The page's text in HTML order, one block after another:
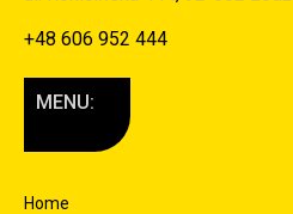
+48 606 952 444
MENU:
Home